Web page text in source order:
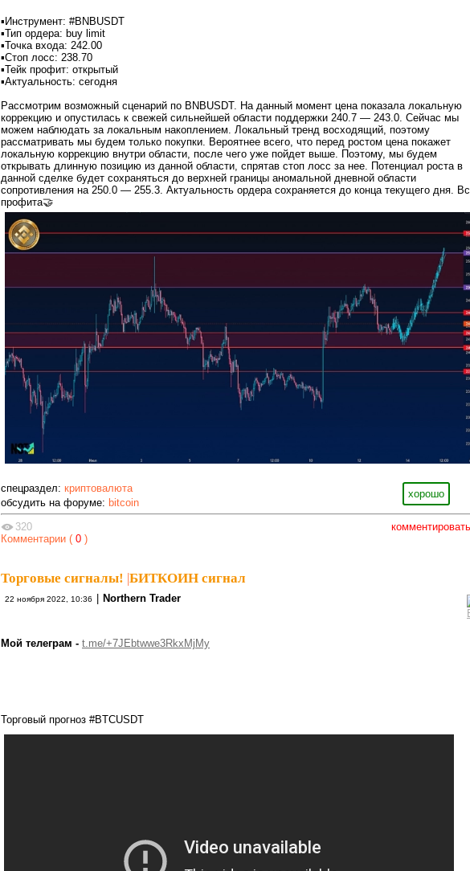
▪️Инструмент: #BNBUSDT
▪️Тип ордера: buy limit
▪️Точка входа: 242.00
▪️Стоп лосс: 238.70
▪️Тейк профит: открытый
▪️Актуальность: сегодня
Рассмотрим возможный сценарий по BNBUSDT. На данный момент цена показала локальную
коррекцию и опустилась к свежей сильнейшей области поддержки 240.7 — 243.0. Сейчас мы
можем наблюдать за локальным накоплением. Локальный тренд восходящий, поэтому
рассматривать мы будем только покупки. Вероятнее всего, что перед ростом цена покажет
локальную коррекцию внутри области, после чего уже пойдет выше. Поэтому, мы будем
открывать длинную позицию из данной области, спрятав стоп лосс за нее. Потенциал роста в
данной сделке будет сохраняться до верхней границы аномальной дневной области
сопротивления на 250.0 — 255.3. Актуальность ордера сохраняется до конца текущего дня.
профита🤝
хорошо
спецраздел: криптовалюта
обсудить на форуме: bitcoin
комментировать
320
Комментарии ( 0 )
Торговые сигналы! |БИТКОИН сигнал
22 ноября 2022, 10:36 Northern Trader
Мой телеграм - t.me/+7JEbtwwe3RkxMjMy
Торговый прогноз #BTCUSDT